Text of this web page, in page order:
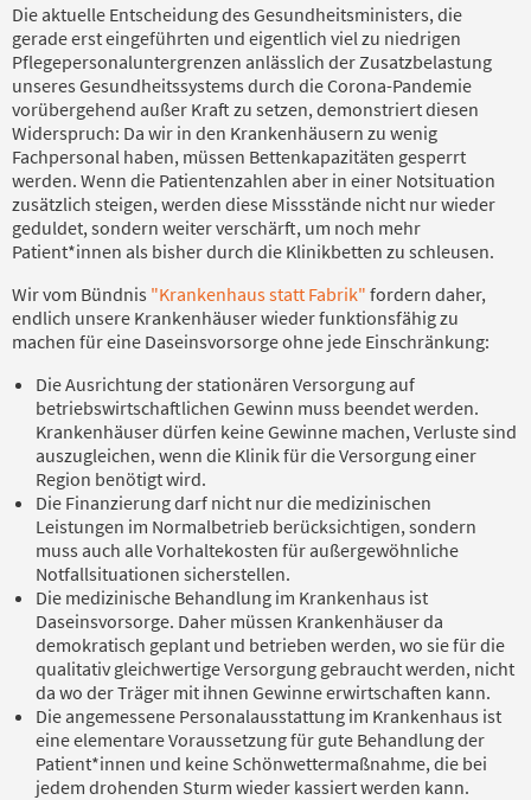
Die aktuelle Entscheidung des Gesundheitsministers, die
gerade erst eingeführten und eigentlich viel zu niedrigen
Pflegepersonaluntergrenzen anlässlich der Zusatzbelastung
unseres Gesundheitssystems durch die Corona-Pandemie
vorübergehend außer Kraft zu setzen, demonstriert diesen
Widerspruch: Da wir in den Krankenhäusern zu wenig
Fachpersonal haben, müssen Bettenkapazitäten gesperrt
werden. Wenn die Patientenzahlen aber in einer Notsituation
zusätzlich steigen, werden diese Missstände nicht nur wieder
geduldet, sondern weiter verschärft, um noch mehr
Patient*innen als bisher durch die Klinikbetten zu schleusen.
Wir vom Bündnis "Krankenhaus statt Fabrik" fordern daher,
endlich unsere Krankenhäuser wieder funktionsfähig zu
machen für eine Daseinsvorsorge ohne jede Einschränkung:
Die Ausrichtung der stationären Versorgung auf
betriebswirtschaftlichen Gewinn muss beendet werden.
Krankenhäuser dürfen keine Gewinne machen, Verluste sind
auszugleichen, wenn die Klinik für die Versorgung einer
Region benötigt wird.
Die Finanzierung darf nicht nur die medizinischen
Leistungen im Normalbetrieb berücksichtigen, sondern
muss auch alle Vorhaltekosten für außergewöhnliche
Notfallsituationen sicherstellen.
Die medizinische Behandlung im Krankenhaus ist
Daseinsvorsorge. Daher müssen Krankenhäuser da
demokratisch geplant und betrieben werden, wo sie für die
qualitativ gleichwertige Versorgung gebraucht werden, nicht
da wo der Träger mit ihnen Gewinne erwirtschaften kann.
Die angemessene Personalausstattung im Krankenhaus ist
eine elementare Voraussetzung für gute Behandlung der
Patient*innen und keine Schönwettermaßnahme, die bei
jedem drohenden Sturm wieder kassiert werden kann.